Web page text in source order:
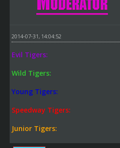
2014-07-31, 14:04:52
Evil Tigers:
Wild Tigers:
Young Tigers:
Speedway Tigers:
Junior Tigers: